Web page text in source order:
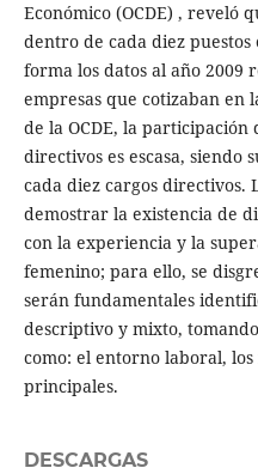
Económico (OCDE) , reveló
dentro de cada diez
forma los datos al año 2009
empresas que cotizaban en
de la OCDE, la participación
directivos es escasa, siendo
cada diez cargos directivos.
demostrar la existencia de
con la experiencia y la
femenino; para ello, se
serán fundamentales
descriptivo y mixto,
como: el entorno laboral,
principales.
DESCARGAS